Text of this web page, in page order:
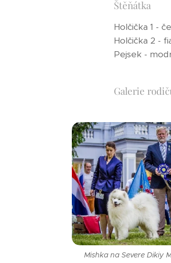
Štěňátka
Holčička 1 -
Holčička 2 -
Pejsek -
Galerie
Mishka na Severe Dikiy